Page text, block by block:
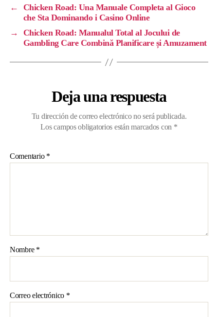
←
Chicken Road: Una Manuale Completa al Gioco
che Sta Dominando i Casino Online
→
Chicken Road: Manualul Total al Jocului de
Gambling Care Combină Planificare și Amuzament
Deja una respuesta
Tu dirección de correo electrónico no será publicada.
Los campos obligatorios están marcados con *
Comentario *
Nombre *
Correo electrónico *